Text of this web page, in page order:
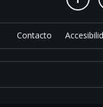
Contacto